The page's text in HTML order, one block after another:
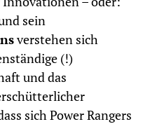
sein
verstehen sich
(!)
und das
sich Power Rangers